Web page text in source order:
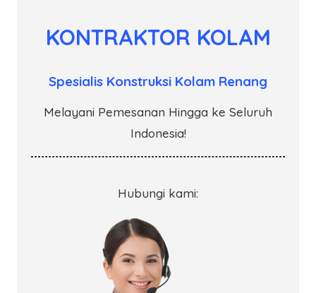
KONTRAKTOR KOLAM
Spesialis Konstruksi Kolam Renang
Melayani Pemesanan Hingga ke Seluruh
Indonesia!
Hubungi kami: